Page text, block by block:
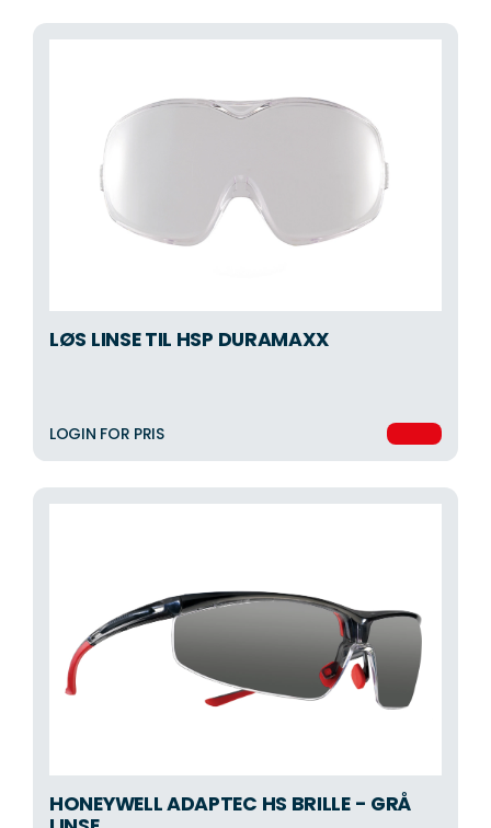
LØS LINSE TIL HSP DURAMAXX
LOGIN FOR PRIS
HONEYWELL ADAPTEC HS BRILLE - GRÅ